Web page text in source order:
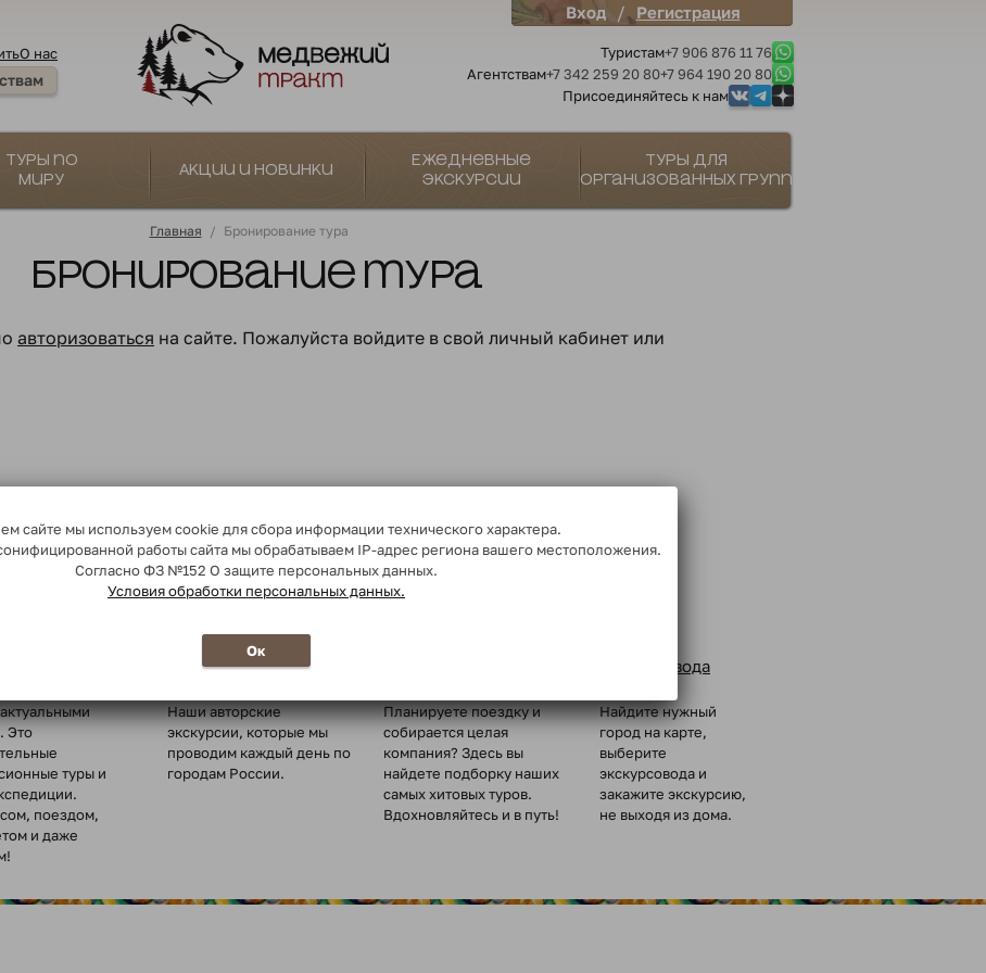
Вход / Регистрация
О нас
Туристам+7 906 876 11 76
Агентствам+7 342 259 20 80+7 964 190 20 80
Присоединяйтесь к нам
Туры по
миру
Акции и новинки
Ежедневные
экскурсии
Туры для
организованных групп
Главная / Бронирование тура
Бронирование тура
авторизоваться на сайте. Пожалуйста войдите в свой личный кабинет или
Это
туры и
поездом,
и даже
Ежедневные
экскурсии
Наши авторские
экскурсии, которые мы
проводим каждый день по
городам России.
Планируете поездку и
собирается целая
компания? Здесь вы
найдете подборку наших
самых хитовых туров.
Вдохновляйтесь и в путь!
экскурсовода
Найдите нужный
город на карте,
выберите
экскурсовода и
закажите экскурсию,
не выходя из дома.
сайте мы используем cookie для сбора информации технического характера.
работы сайта мы обрабатываем IP-адрес региона вашего местоположения.
Согласно ФЗ №152 О защите персональных данных.
Условия обработки персональных данных.
Ок